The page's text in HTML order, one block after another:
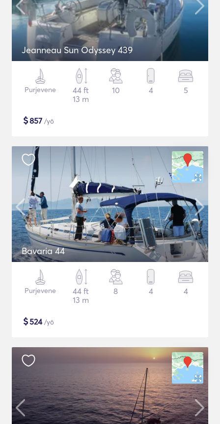
Jeanneau Sun Odyssey 439
Purjevene
44 ft
13 m
10 4 5
$857 /yö
Bavaria 44
Purjevene
44 ft
13 m
8 4 4
$524/yö